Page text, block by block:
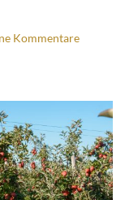
Kommentare